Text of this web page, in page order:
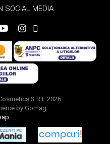
SOCIAL MEDIA
S.R.L 2026
by Gomag